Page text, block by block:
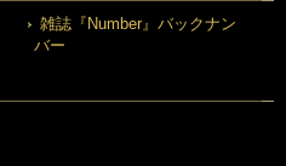
雑誌『Number』バックナン
バー